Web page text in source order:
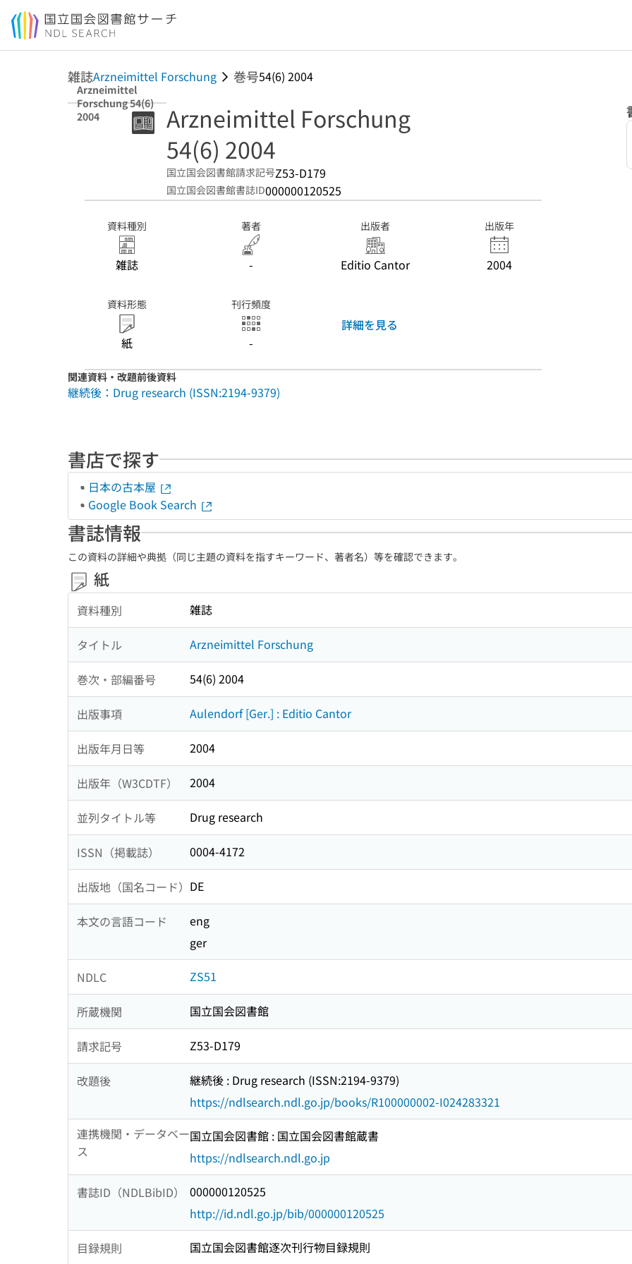
本文へ移動
雑誌Arzneimittel Forschung 巻号54(6) 2004
Arzneimittel
Forschung 54(6)
2004
Arzneimittel Forschung
54(6) 2004
国立国会図書館請求記号Z53-D179
国立国会図書館書誌ID000000120525
資料種別
雑誌
著者
-
出版者
Editio Cantor
出版年
2004
資料形態
紙
刊行頻度
-
詳細を見る
関連資料・改題前後資料
継続後：Drug research (ISSN:2194-9379)
書店で探す
日本の古本屋
Google Book Search
書誌情報
この資料の詳細や典拠（同じ主題の資料を指すキーワード、著者名）等を確認できます。
紙
資料種別 雑誌
タイトル Arzneimittel Forschung
巻次・部編番号 54(6) 2004
出版事項 Aulendorf [Ger.] : Editio Cantor
出版年月日等 2004
出版年（W3CDTF） 2004
並列タイトル等 Drug research
ISSN（掲載誌） 0004-4172
出版地（国名コード） DE
本文の言語コード
eng
ger
NDLC ZS51
所蔵機関 国立国会図書館
請求記号 Z53-D179
改題後
継続後 : Drug research (ISSN:2194-9379)
https://ndlsearch.ndl.go.jp/books/R100000002-I024283321
連携機関・データベー
ス
国立国会図書館 : 国立国会図書館蔵書
https://ndlsearch.ndl.go.jp
書誌ID（NDLBibID）
000000120525
http://id.ndl.go.jp/bib/000000120525
目録規則 国立国会図書館逐次刊行物目録規則